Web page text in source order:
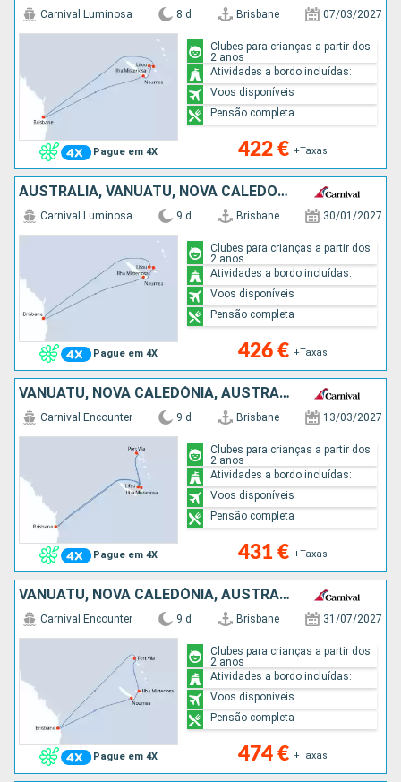
Pague em 4X
Carnival Luminosa 8 d Brisbane 07/03/2027
422 € +Taxas
Clubes para crianças a partir dos
2 anos
Atividades a bordo incluídas:
Voos disponíveis
Pensão completa
AUSTRALIA, VANUATU, NOVA CALEDÓNIA
Pague em 4X
Carnival Luminosa 9 d Brisbane 30/01/2027
426 € +Taxas
Clubes para crianças a partir dos
2 anos
Atividades a bordo incluídas:
Voos disponíveis
Pensão completa
VANUATU, NOVA CALEDÓNIA, AUSTRALIA
Pague em 4X
Carnival Encounter 9 d Brisbane 13/03/2027
431 € +Taxas
Clubes para crianças a partir dos
2 anos
Atividades a bordo incluídas:
Voos disponíveis
Pensão completa
VANUATU, NOVA CALEDÓNIA, AUSTRALIA
Pague em 4X
Carnival Encounter 9 d Brisbane 31/07/2027
474 € +Taxas
Clubes para crianças a partir dos
2 anos
Atividades a bordo incluídas:
Voos disponíveis
Pensão completa